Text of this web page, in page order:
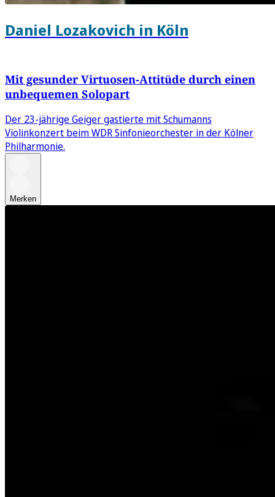
Daniel Lozakovich in Köln
Mit gesunder Virtuosen-Attitüde durch einen
unbequemen Solopart
Der 23-jährige Geiger gastierte mit Schumanns
Violinkonzert beim WDR Sinfonieorchester in der Kölner
Philharmonie.
Merken